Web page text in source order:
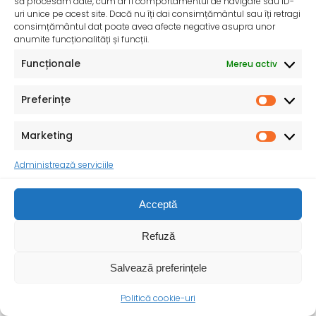
uri unice pe acest site. Dacă nu îți dai consimțământul sau îți retragi
consimțământul dat poate avea afecte negative asupra unor
anumite funcționalități și funcții.
Funcționale Mereu activ
Preferințe
Marketing
Administrează serviciile
Acceptă
Refuză
Salvează preferințele
Politică cookie-uri
Anunț proiect SMIS 339395 pentru primării din
:Ministerul Muncii, Familiei, Tineretului și Solidarității
Sociale